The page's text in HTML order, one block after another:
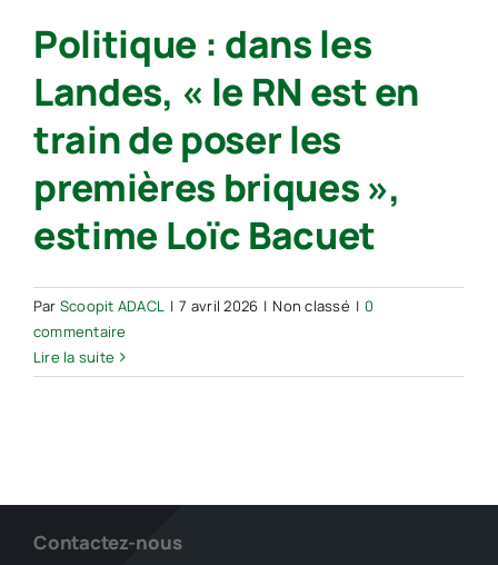
Politique : dans les
Landes, « le RN est en
train de poser les
premières briques »,
estime Loïc Bacuet
Par Scoopit ADACL | 7 avril 2026 | Non classé | 0
commentaire
Lire la suite
Contactez-nous